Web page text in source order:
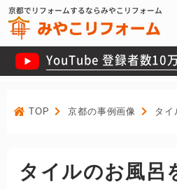
京都でリフォームするならみやこリフォーム
YouTube 登録者数10
TOP 京都の事例画像 タ
タイルのお風呂